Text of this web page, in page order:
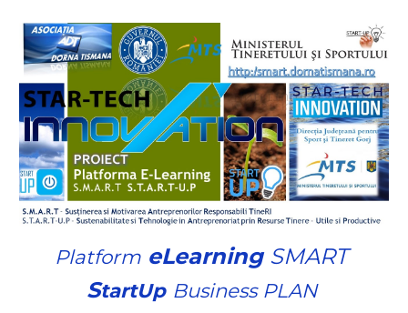
Platform eLearning SMART
StartUp Business PLAN